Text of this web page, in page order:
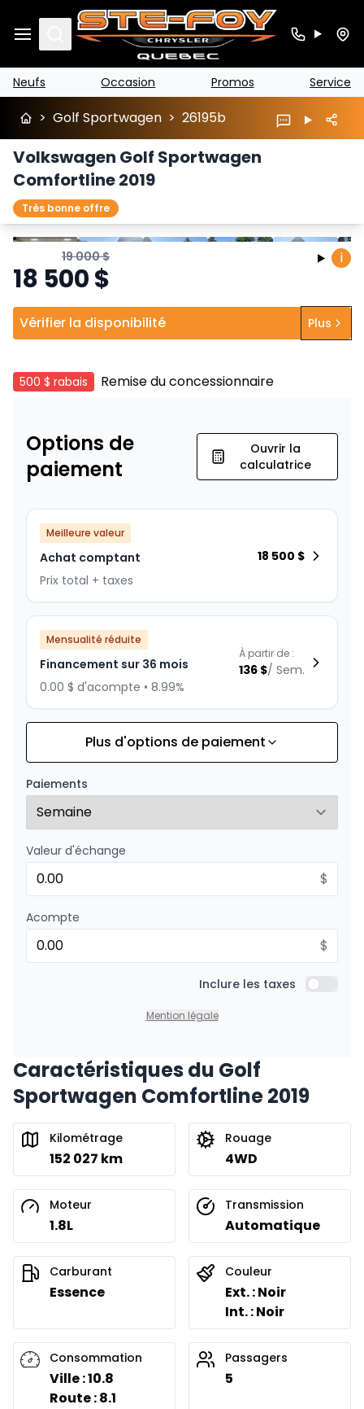
Search
Neufs Occasion Promos Service
> Golf Sportwagen > 26195b
Volkswagen Golf Sportwagen
Comfortline 2019
Très bonne offre
ArrêterPrécédent
Suivant
19 000$
18 500$
i
Vérifier la disponibilité Plus
500 $ rabais Remise du concessionnaire
Options de
paiement
Ouvrir la
calculatrice
Meilleure valeur
Achat comptant
Prix total + taxes
18 500 $
Mensualité réduite
Financement sur 36 mois
0.00 $ d'acompte • 8.99%
À partir de :
136 $/ Sem.
Financement sur 24 mois
0.00 $ d'acompte • 8.99%
À partir de :
Plus d'options de paiement
Paiements
Valeur d'échange
$
Acompte
$
Inclure les taxes Inclure
Mention légale
Caractéristiques du Golf
Sportwagen Comfortline 2019
Kilométrage
152 027 km
Rouage
4WD
Moteur
1.8L
Transmission
Automatique
Carburant
Essence
Couleur
Ext. : Noir
Int. : Noir
Consommation
Ville : 10.8
Route : 8.1
Passagers
5